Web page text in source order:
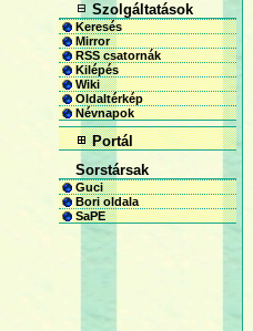
Szolgáltatások
Keresés
Mirror
RSS csatornák
Kilépés
Wiki
Oldaltérkép
Névnapok
Portál
Sorstársak
Guci
Bori oldala
SaPE